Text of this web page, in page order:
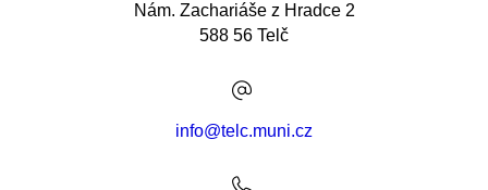
Nám. Zachariáše z Hradce 2
588 56 Telč
info@telc.muni.cz